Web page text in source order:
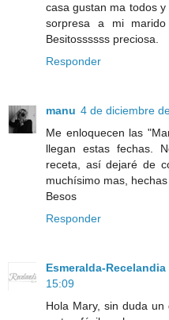
casa gustan ma todos
sorpresa a mi
Besitossssss preciosa.
Responder
manu 4 de diciembre
Me enloquecen las
llegan estas fechas.
receta, así dejaré de
muchísimo mas,
Besos
Responder
Esmeralda-Recelandia
15:09
Hola Mary, sin duda